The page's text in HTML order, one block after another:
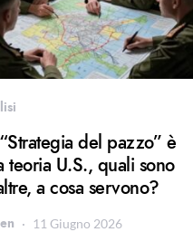
del pazzo” è
teoria U.S., quali sono
a cosa servono?
11 Giugno 2026